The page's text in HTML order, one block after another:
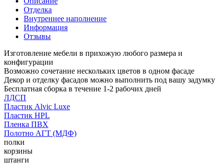
Отделка
Внутреннее наполнение
Информация
Отзывы
Изготовление мебели в прихожую любого размера и
конфигурации
Возможно сочетание нескольких цветов в одном фасаде
Декор и отделку фасадов можно выполнить под вашу задумку
Бесплатная сборка в течение 1-2 рабочих дней
ЛДСП
Пластик Alvic Luxe
Пластик HPL
Пленка ПВХ
Полотно АГТ (МДФ)
полки
корзины
штанги